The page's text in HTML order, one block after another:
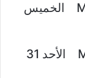
ME364 12:00 ME365 15:30 الخميس
ME364 08:25 ME365 11:55 الأحد 31